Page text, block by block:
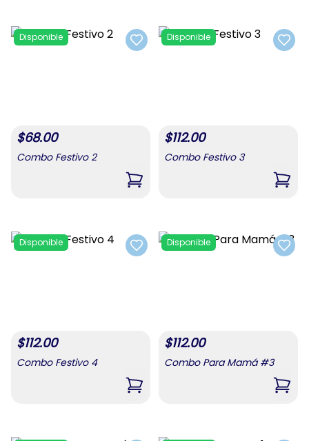
Add to favorites
Disponible
$68.00
Combo Festivo 2
,Combo Festivo 2
Add
Disponible
$112.00
Combo Festivo 3
,
Add to favorites
Disponible
$112.00
Combo Festivo 4
,Combo Festivo 4
Add
Disponible
$112.00
Combo Para Mamá #3
,